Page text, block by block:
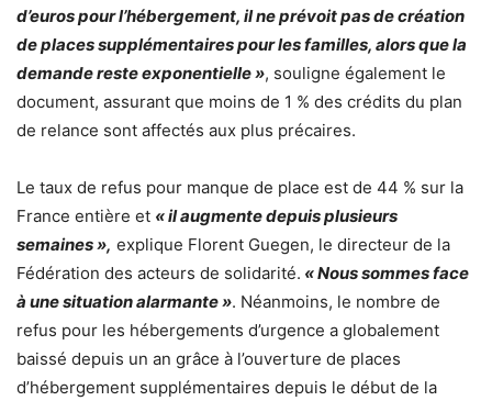
d’euros pour l’hébergement, il ne prévoit pas de création
de places supplémentaires pour les familles, alors que la
demande reste exponentielle », souligne également le
document, assurant que moins de 1 % des crédits du plan
de relance sont affectés aux plus précaires.
Le taux de refus pour manque de place est de 44 % sur la
France entière et « il augmente depuis plusieurs
semaines », explique Florent Guegen, le directeur de la
Fédération des acteurs de solidarité. « Nous sommes face
à une situation alarmante ». Néanmoins, le nombre de
refus pour les hébergements d’urgence a globalement
baissé depuis un an grâce à l’ouverture de places
d’hébergement supplémentaires depuis le début de la